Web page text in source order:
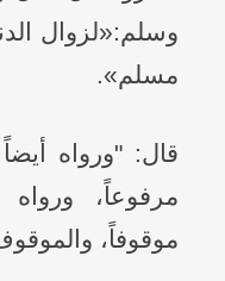
وسلم:«لزوال
مسلم».
قال: "ورواه
مرفوعاً،
موقوفاً،